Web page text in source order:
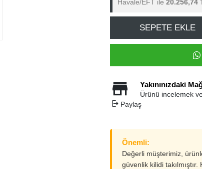
Havale/EFT ile 20.256,74
SEPETE EKLE
Yakınınızdaki
Ürünü incelemek
Paylaş
Önemli:
Değerli müşterimiz,
güvenlik kilidi